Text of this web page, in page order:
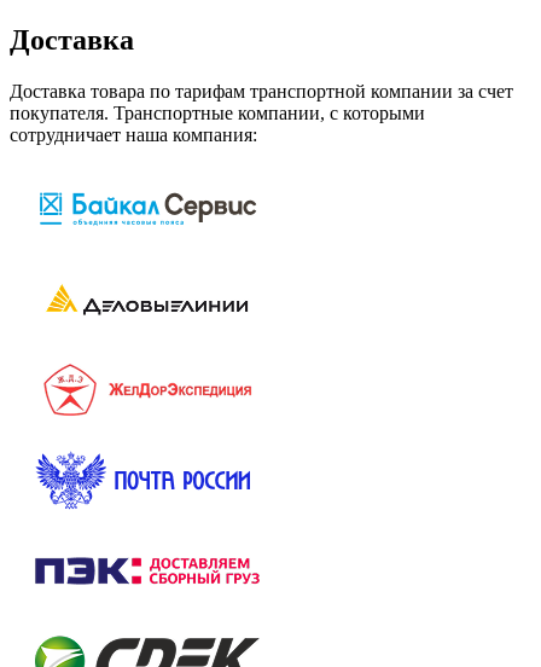
Доставка
Доставка товара по тарифам транспортной компании за счет
покупателя. Транспортные компании, с которыми
сотрудничает наша компания: